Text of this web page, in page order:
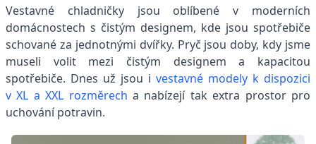
Vestavné chladničky jsou oblíbené v moderních
domácnostech s čistým designem, kde jsou spotřebiče
schované za jednotnými dvířky. Pryč jsou doby, kdy jsme
museli volit mezi čistým designem a kapacitou
spotřebiče. Dnes už jsou i vestavné modely k dispozici
v XL a XXL rozměrech a nabízejí tak extra prostor pro
uchování potravin.